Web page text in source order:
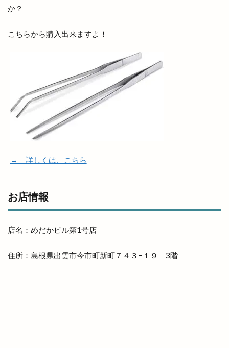
か？
こちらから購入出来ますよ！
→ 詳しくは、こちら
お店情報
店名：めだかビル第1号店
住所：島根県出雲市今市町新町７４３−１９ 3階